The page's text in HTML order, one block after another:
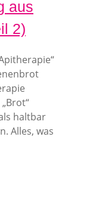
aus
2)
haltbar
Alles, was